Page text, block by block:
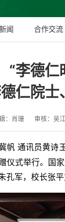
闻 合作交流
“李德仁
仁院士
：肖珊 审核：吴
帆 通讯员黄诗
仪式举行。国
孔军，校长张